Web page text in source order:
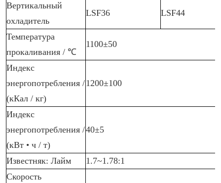
Вертикальный
охладитель
LSF36 LSF44
Температура
прокаливания / ℃
1100±50
Индекс
энергопотребления /
(кКал / кг)
1200±100
Индекс
энергопотребления /
(кВт • ч / т)
40±5
Известняк: Лайм
1.7~1.78:1
Скорость